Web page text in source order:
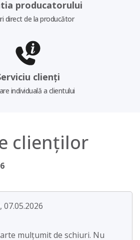
producatorului
direct de la producător
clienți
individuală a clientului
clienților
mulțumit de schiuri. Nu